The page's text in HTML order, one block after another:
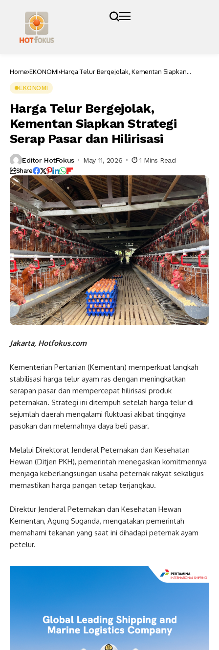
Home EKONOMI Harga Telur Bergejolak, Kementan Siapkan
EKONOMI
Harga Telur Bergejolak,
Kementan Siapkan Strategi
Serap Pasar dan Hilirisasi
Editor HotFokus May 11, 2026 1 Mins Read
Share
Jakarta, Hotfokus.com
Kementerian Pertanian (Kementan) memperkuat langkah
stabilisasi harga telur ayam ras dengan meningkatkan
serapan pasar dan mempercepat hilirisasi produk
peternakan. Strategi ini ditempuh setelah harga telur di
sejumlah daerah mengalami fluktuasi akibat tingginya
pasokan dan melemahnya daya beli pasar.
Melalui Direktorat Jenderal Peternakan dan Kesehatan
Hewan (Ditjen PKH), pemerintah menegaskan komitmennya
menjaga keberlangsungan usaha peternak rakyat sekaligus
memastikan harga pangan tetap terjangkau.
Direktur Jenderal Peternakan dan Kesehatan Hewan
Kementan, Agung Suganda, mengatakan pemerintah
memahami tekanan yang saat ini dihadapi peternak ayam
petelur.